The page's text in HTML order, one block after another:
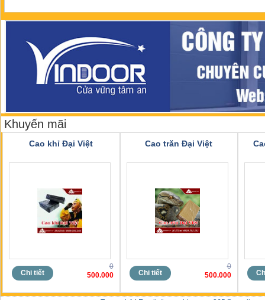
Khuyến mãi
Cao khỉ Đại Việt
Chi tiết
0
500.000
Cao trăn Đại Việt
Chi tiết
0
500.000